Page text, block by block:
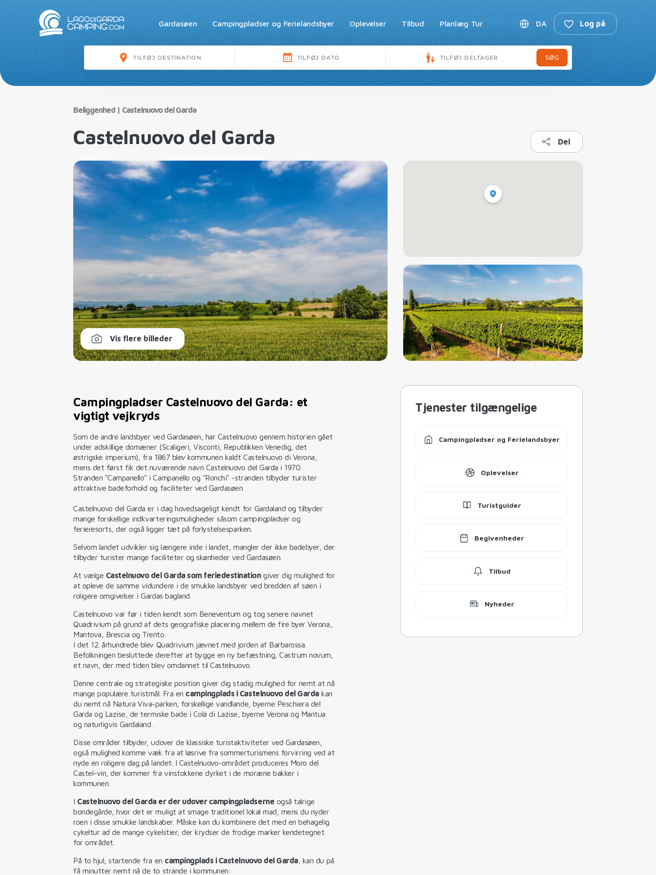
Gardasøen Campingpladser og Ferielandsbyer Oplevelser Tilbud Planlæg Tur DA Log på
Beliggenhed | Castelnuovo del Garda
Castelnuovo del Garda Del
Vis flere billeder
Campingpladser Castelnuovo del Garda: et
vigtigt vejkryds
Som de andre landsbyer ved Gardasøen, har Castelnuovo gennem historien gået
under adskillige domæner (Scaligeri, Visconti, Republikken Venedig, det
østrigske imperium), fra 1867 blev kommunen kaldt Castelnuovo di Verona,
mens det først fik det nuværende navn Castelnuovo del Garda i 1970.
Stranden "Campanello" i Campanello og "Ronchi" -stranden tilbyder turister
attraktive badeforhold og faciliteter ved Gardasøen.
Castelnuovo del Garda er i dag hovedsageligt kendt for Gardaland og tilbyder
mange forskellige indkvarteringsmuligheder såsom campingpladser og
ferieresorts, der også ligger tæt på forlystelsesparken.
Selvom landet udvikler sig længere inde i landet, mangler der ikke badebyer, der
tilbyder turister mange faciliteter og skønheder ved Gardasøen.
At vælge Castelnuovo del Garda som feriedestinationgiver dig mulighed for
at opleve de samme vidundere i de smukke landsbyer ved bredden af ​​søen i
roligere omgivelser i Gardas bagland.
Castelnuovo var før i tiden kendt som Beneventum og tog senere navnet
Quadrivium på grund af dets geografiske placering mellem de fire byer Verona,
Mantova, Brescia og Trento.
I det 12. århundrede blev Quadrivium jævnet med jorden af ​​Barbarossa.
Befolkningen besluttede derefter at bygge en ny befæstning, Castrum novum,
et navn, der med tiden blev omdannet til Castelnuovo.
Denne centrale og strategiske position giver dig stadig mulighed for nemt at nå
mange populære turistmål. Fra en campingplads i Castelnuovo del Gardakan
du nemt nå Natura Viva-parken, forskellige vandlande, byerne Peschiera del
Garda og Lazise, ​​de termiske bade i Colà di Lazise, byerne Verona og Mantua
og naturligvis Gardaland .
Disse områder tilbyder, udover de klassiske turistaktiviteter ved Gardasøen,
også mulighed komme væk fra at løsrive fra sommerturismens forvirring ved at
nyde en roligere dag på landet. I Castelnuovo-området produceres Moro del
Castel-vin, der kommer fra vinstokkene dyrket i de moræne bakker i
kommunen.
I Castelnuovo del Garda er der udover campingpladserne også talrige
bondegårde, hvor det er muligt at smage traditionel lokal mad, mens du nyder
roen i disse smukke landskaber. Måske kan du kombinere det med en behagelig
cykeltur ad de mange cykelstier, der krydser de frodige marker kendetegnet
for området.
På to hjul, startende fra en campingplads i Castelnuovo del Garda, kan du på
få minutter nemt nå de to strande i kommunen:
Tjenester tilgængelige
Campingpladser og Ferielandsbyer
Oplevelser
Turistguider
Begivenheder
Tilbud
Nyheder